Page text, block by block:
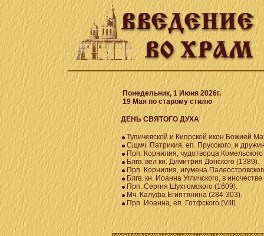
Понедельник, 1 Июня 2026г.
19 Мая по старому стилю
ДЕНЬ СВЯТОГО ДУХА
Тупичевской и Кипрской икон Божией
Сщмч. Патрикия, еп. Прусского, и
Прп. Корнилия, чудотворца
Блгв. вел кн. Димитрия Донского (1389).
Прп. Корнилия, игумена
Блгв. кн. Иоанна Угличского, в
Прп. Сергия Шухтомского (1609).
Мч. Калуфа Египтянина (284-303).
Прп. Иоанна, еп. Готфского (VIII).